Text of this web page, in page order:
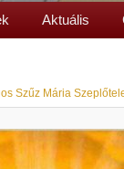
Aktuális
Szűz Mária